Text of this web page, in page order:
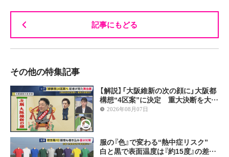
記事にもどる
その他の特集記事
【解説】「大阪維新の次の顔に」大阪都
構想“4区案”に決定 重大決断を大…
2026年08月07日
服の『色』で変わる“熱中症リスク”
白と黒で表面温度は『約15度』の差…